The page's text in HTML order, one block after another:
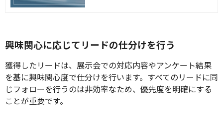
興味関心に応じてリードの仕分けを行う
獲得したリードは、展示会での対応内容やアンケート結果
を基に興味関心度で仕分けを行います。すべてのリードに同
じフォローを行うのは非効率なため、優先度を明確にする
ことが重要です。